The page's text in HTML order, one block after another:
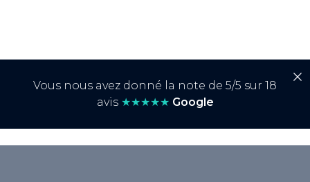
Vous nous avez donné la note de 5/5 sur 18
avis ★★★★★ Google